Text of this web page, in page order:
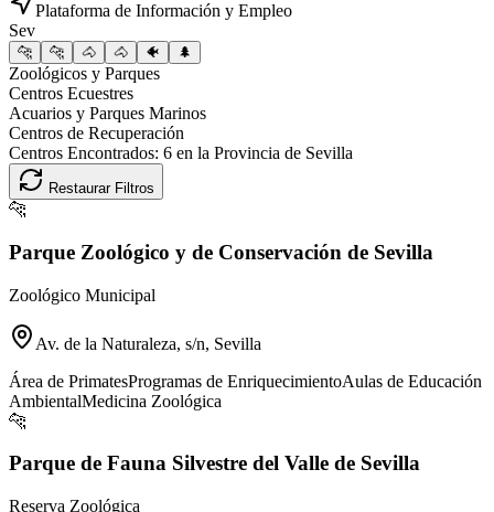
Plataforma de Información y Empleo
Sev
🐆 🐆 🐴 🐴 🐠 🌲
Zoológicos y Parques
Centros Ecuestres
Acuarios y Parques Marinos
Centros de Recuperación
Centros Encontrados: 6 en la Provincia de Sevilla
Restaurar Filtros
🐆
Parque Zoológico y de Conservación de Sevilla
Zoológico Municipal
Av. de la Naturaleza, s/n, Sevilla
Área de PrimatesProgramas de EnriquecimientoAulas de Educación
AmbientalMedicina Zoológica
🐆
Parque de Fauna Silvestre del Valle de Sevilla
Reserva Zoológica